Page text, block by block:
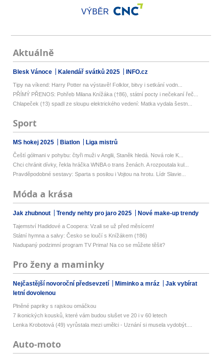
VÝBĚR
Aktuálně
Blesk Vánoce Kalendář svátků 2025 INFO.cz
Tipy na víkend: Harry Potter na výstavě! Folklor, bitvy i setkání vodn...
PŘÍMÝ PŘENOS: Pohřeb Milana Knížáka (†86), státní pocty i nečekaní řeč...
Chlapeček (†3) spadl ze sloupu elektrického vedení: Matka vydala šestn...
Sport
MS hokej 2025 Biatlon Liga mistrů
Čeští gólmani v pohybu: čtyři muži v Anglii, Staněk hledá. Nová role K...
Chci chránit dívky, řekla hráčka WNBA o trans ženách. A rozpoutala kul...
Pravděpodobné sestavy: Sparta s posilou i Vojtou na hrotu. Lídr Slavie...
Móda a krása
Jak zhubnout Trendy nehty pro jaro 2025 Nové make-up trendy
Tajemství Hadidové a Coopera: Vzali se už před měsícem!
Státní hymna a salvy: Česko se loučí s Knížákem (†86)
Nadupaný podzimní program TV Prima! Na co se můžete těšit?
Pro ženy a maminky
Nejčastější novoroční předsevzetí Miminko a mráz
Jak vybírat
letní dovolenou
Plněné papriky s rajskou omáčkou
7 ikonických kousků, které vám budou slušet ve 20 i v 60 letech
Lenka Krobotová (49) vyrůstala mezi umělci - Uznání si musela vydobýt....
Auto-moto